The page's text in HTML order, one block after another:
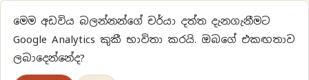
ප්‍රියානිගේ අදහස්‍...
මෙම අඩවිය බලන්නන්ගේ චර්යා දත්ත දැනගැනීමට
Google Analytics කුකී භාවිතා කරයි. ඔබගේ එකඟතාව
ලබාදෙන්නේද?